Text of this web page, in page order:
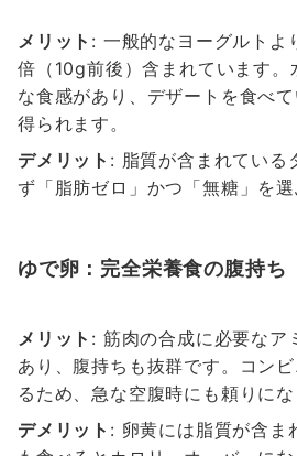
メリット : 一般的なヨーグルトよ
倍（10g前後）含まれています。
な食感があり、デザートを食べ
得られます。
デメリット : 脂質が含まれている
ず「脂肪ゼロ」かつ「無糖」を選
ゆで卵：完全栄養食の腹持ち
メリット : 筋肉の合成に必要なア
あり、腹持ちも抜群です。コン
るため、急な空腹時にも頼りにな
デメリット : 卵黄には脂質が含ま